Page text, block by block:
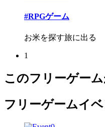
#RPGゲーム
お米を探す旅に出る
1
このフリーゲー
フリーゲームイベ